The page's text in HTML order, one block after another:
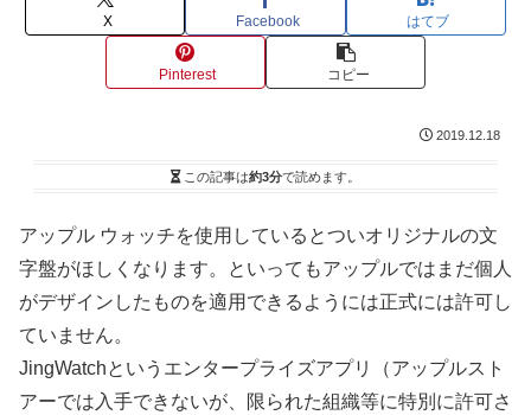
X Facebook はてブ
Pinterest コピー
2019.12.18
この記事は約3分で読めます。
アップル ウォッチを使用しているとついオリジナルの文
字盤がほしくなります。といってもアップルではまだ個人
がデザインしたものを適用できるようには正式には許可し
ていません。
JingWatchというエンタープライズアプリ（アップルスト
アーでは入手できないが、限られた組織等に特別に許可さ